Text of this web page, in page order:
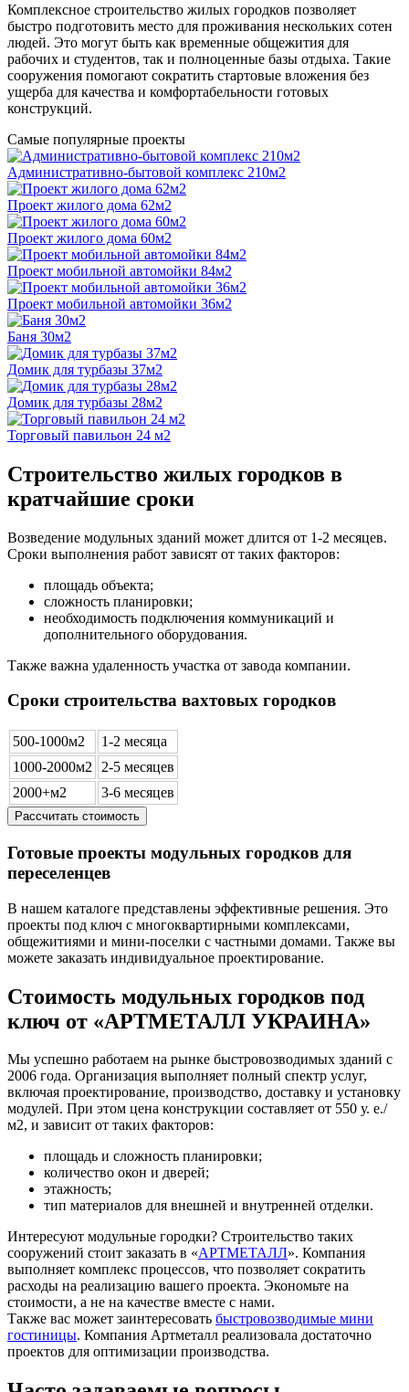
Комплексное строительство жилых городков позволяет
быстро подготовить место для проживания нескольких сотен
людей. Это могут быть как временные общежития для
рабочих и студентов, так и полноценные базы отдыха. Такие
сооружения помогают сократить стартовые вложения без
ущерба для качества и комфортабельности готовых
конструкций.
Самые популярные проекты
Административно-бытовой комплекс 210м2
Проект жилого дома 62м2
Проект жилого дома 60м2
Проект мобильной автомойки 84м2
Проект мобильной автомойки 36м2
Баня 30м2
Домик для турбазы 37м2
Домик для турбазы 28м2
Торговый павильон 24 м2
Строительство жилых городков в
кратчайшие сроки
Возведение модульных зданий может длится от 1-2 месяцев.
Сроки выполнения работ зависят от таких факторов:
площадь объекта;
сложность планировки;
необходимость подключения коммуникаций и
дополнительного оборудования.
Также важна удаленность участка от завода компании.
Сроки строительства вахтовых городков
500-1000м2
1-2 месяца
1000-2000м2
2-5 месяцев
2000+м2
3-6 месяцев
Рассчитать стоимость
Готовые проекты модульных городков для
переселенцев
В нашем каталоге представлены эффективные решения. Это
проекты под ключ с многоквартирными комплексами,
общежитиями и мини-поселки с частными домами. Также вы
можете заказать индивидуальное проектирование.
Стоимость модульных городков под
ключ от «АРТМЕТАЛЛ УКРАИНА»
Мы успешно работаем на рынке быстровозводимых зданий с
2006 года. Организация выполняет полный спектр услуг,
включая проектирование, производство, доставку и установку
модулей. При этом цена конструкции составляет от 550 у. е./
м2, и зависит от таких факторов:
площадь и сложность планировки;
количество окон и дверей;
этажность;
тип материалов для внешней и внутренней отделки.
Интересуют модульные городки? Строительство таких
сооружений стоит заказать в «АРТМЕТАЛЛ». Компания
выполняет комплекс процессов, что позволяет сократить
расходы на реализацию вашего проекта. Экономьте на
стоимости, а не на качестве вместе с нами.
Также вас может заинтересовать быстровозводимые мини
гостиницы. Компания Артметалл реализовала достаточно
проектов для оптимизации производства.